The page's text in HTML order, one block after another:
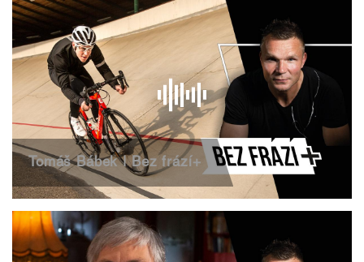
Tomáš Bábek | Bez frází+